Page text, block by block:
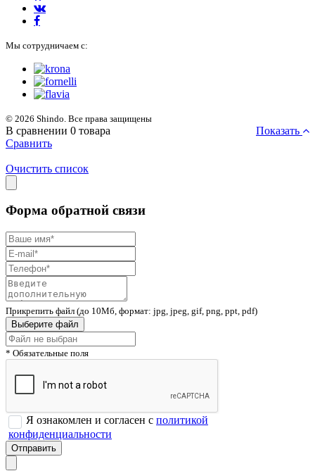
Мы сотрудничаем с:
© 2026 Shindo. Все права защищены
В сравнении 0 товара
Показать
Сравнить
Очистить список
Форма обратной связи
Прикрепить файл (до 10Мб, формат: jpg, jpeg, gif, png, ppt, pdf)
Выберите файл
* Обязательные поля
Я ознакомлен и согласен с политикой
конфиденциальности